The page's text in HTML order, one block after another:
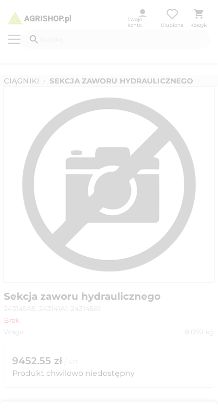
Twoje
konto
Ulubione Koszyk
CIĄGNIKI / SEKCJA ZAWORU HYDRAULICZNEGO
Sekcja zaworu hydraulicznego
243145A5, 243141A1, 243145A1
Brak
Waga
8.059 kg
9452.55 zł
Produkt chwilowo niedostępny